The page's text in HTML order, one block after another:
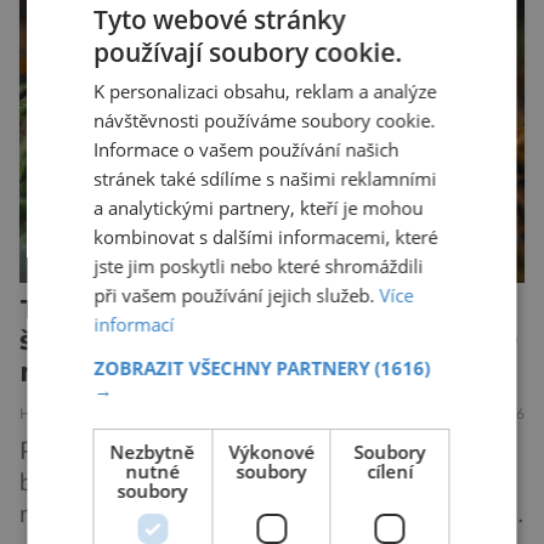
názvu nežije pouze v jižní Africe, ale domovem
je mu valná část černého kontinentu a
vyskytuje se rovněž v oblastech […]
Tesáky či kleště pavouků nebo
štírů: Chelicery jsou staré přes 500
milionů let!
HISTORIE 5.8.2026
Prostředí pod mořskou hladinou tehdy doslova
bujelo životem. Ve vodách se proháněli
nejroztodivnější živočichové – trilobiti, medúzy
Tyto webové stránky
používají soubory cookie.
K personalizaci obsahu, reklam a analýze
návštěvnosti používáme soubory cookie.
Informace o vašem používání našich
stránek také sdílíme s našimi reklamními
a analytickými partnery, kteří je mohou
kombinovat s dalšími informacemi, které
jste jim poskytli nebo které shromáždili
při vašem používání jejich služeb.Více
informací
ZOBRAZIT VŠECHNY PARTNERY(1616)
→
Nezbytně
nutné
soubory
Výkonové
soubory
Soubory
cílení